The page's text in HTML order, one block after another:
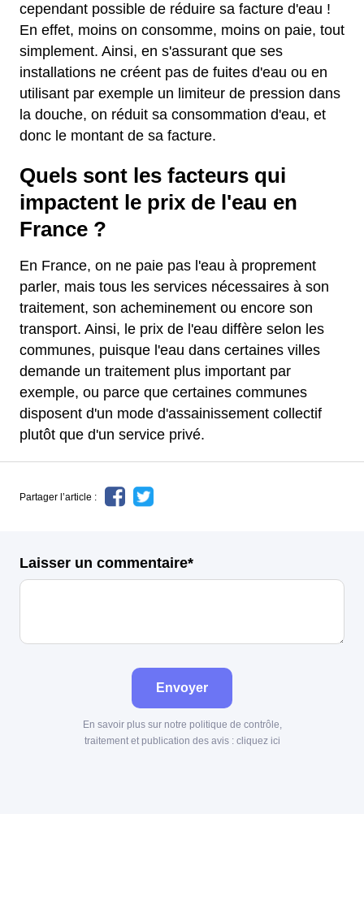
cependant possible de réduire sa facture d'eau !
En effet, moins on consomme, moins on paie, tout
simplement. Ainsi, en s'assurant que ses
installations ne créent pas de fuites d'eau ou en
utilisant par exemple un limiteur de pression dans
la douche, on réduit sa consommation d'eau, et
donc le montant de sa facture.
Quels sont les facteurs qui
impactent le prix de l'eau en
France ?
En France, on ne paie pas l'eau à proprement
parler, mais tous les services nécessaires à son
traitement, son acheminement ou encore son
transport. Ainsi, le prix de l'eau diffère selon les
communes, puisque l'eau dans certaines villes
demande un traitement plus important par
exemple, ou parce que certaines communes
disposent d'un mode d'assainissement collectif
plutôt que d'un service privé.
Partager l’article :
Laisser un commentaire*
Envoyer
En savoir plus sur notre politique de contrôle,
traitement et publication des avis : cliquez ici